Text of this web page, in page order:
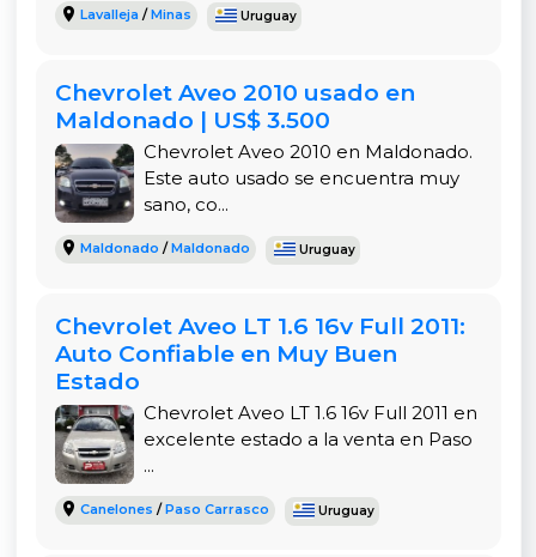
2011es una excelente elección. Su combinación
lo convierte en una opción atractiva para
conductores urbanos y familias pequeñas en
Uruguay.
El Chevrolet Aveo LS 1.6 2011 destaca por su
fiabilidad mecánica y su accesibilidad,
convirtiéndose en una excelente opción tanto
rendidor para el día a día. Su tamaño compacto
facilita el estacionamiento en zonas urbanas,
mientras que su interior cómodo y sencillo
cumple con lo necesario para viajar con confort.
Además, la reputación de la marca Chevrolet en
Uruguay asegura una red de talleres y mecánicos
familiarizados con este modelo, lo que facilita aún
Lavalleja /Minas Uruguay
Chevrolet Aveo 2010 usado en
Maldonado | US$ 3.500
Chevrolet Aveo 2010 en Maldonado.
Este auto usado se encuentra muy
sano, co...
Maldonado /Maldonado Uruguay
Chevrolet Aveo LT 1.6 16v Full 2011:
Auto Confiable en Muy Buen
Estado
Chevrolet Aveo LT 1.6 16v Full 2011 en
excelente estado a la venta en Paso
...
Canelones /Paso Carrasco Uruguay